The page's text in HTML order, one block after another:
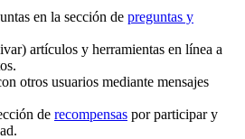
en la sección de preguntas y
artículos y herramientas en línea a
otros usuarios mediante mensajes
de recompensas por participar y